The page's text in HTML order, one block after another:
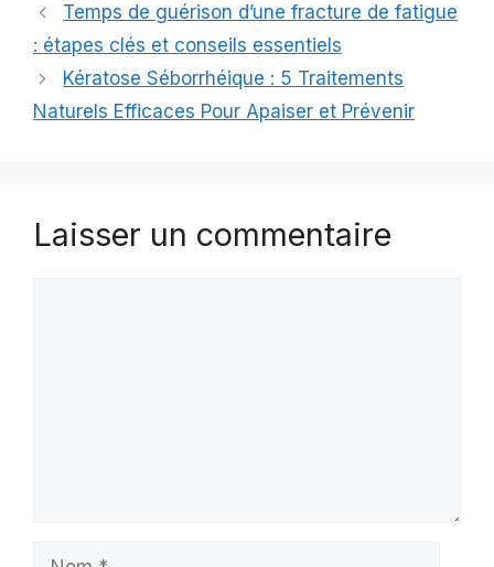
Temps de guérison d’une fracture de fatigue
: étapes clés et conseils essentiels
Kératose Séborrhéique : 5 Traitements
Naturels Efficaces Pour Apaiser et Prévenir
Laisser un commentaire
Nom